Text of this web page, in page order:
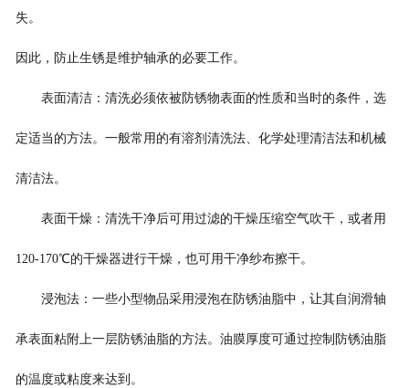
失。
因此，防止生锈是维护轴承的必要工作。
表面清洁：清洗必须依被防锈物表面的性质和当时的条件，选
定适当的方法。一般常用的有溶剂清洗法、化学处理清洁法和机械
清洁法。
表面干燥：清洗干净后可用过滤的干燥压缩空气吹干，或者用
120-170℃的干燥器进行干燥，也可用干净纱布擦干。
浸泡法：一些小型物品采用浸泡在防锈油脂中，让其自润滑轴
承表面粘附上一层防锈油脂的方法。油膜厚度可通过控制防锈油脂
的温度或粘度来达到。